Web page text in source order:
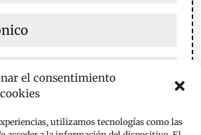
el consentimiento
utilizamos tecnologías como las
vez que comente.